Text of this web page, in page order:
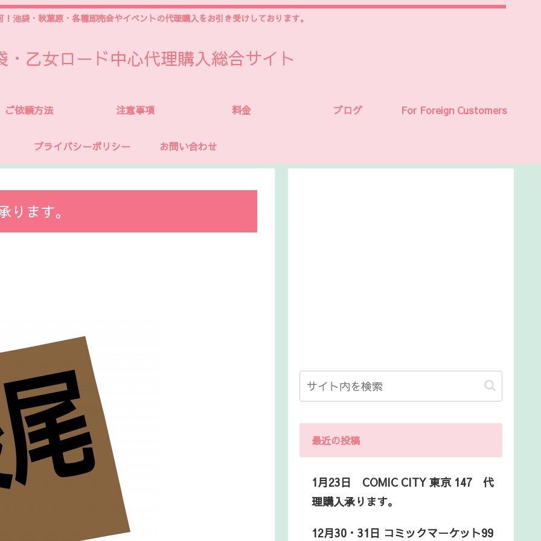
！池袋・秋葉原・各種即売会やイベントの代理購入をお引き受けしております。
・乙女ロード中心代理購入総合サイト
ご依頼方法 注意事項 料金 ブログ For Foreign Customers
プライバシーポリシー お問い合わせ
ます。
最近の投稿
1月23日 COMIC CITY 東京 147 代
理購入承ります。
12月30・31日 コミックマーケット99